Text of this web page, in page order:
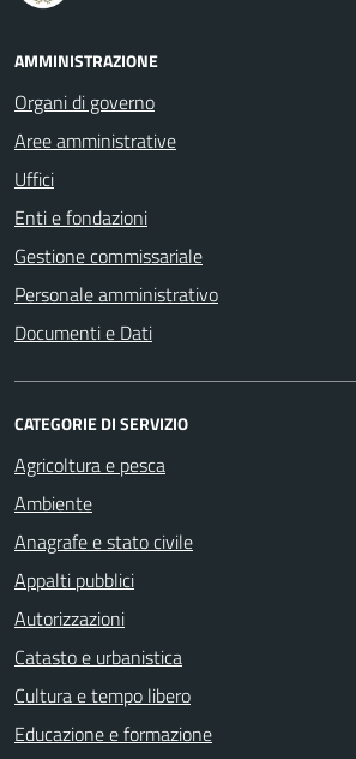
AMMINISTRAZIONE
Organi di governo
Aree amministrative
Uffici
Enti e fondazioni
Gestione commissariale
Personale amministrativo
Documenti e Dati
CATEGORIE DI SERVIZIO
Agricoltura e pesca
Ambiente
Anagrafe e stato civile
Appalti pubblici
Autorizzazioni
Catasto e urbanistica
Cultura e tempo libero
Educazione e formazione